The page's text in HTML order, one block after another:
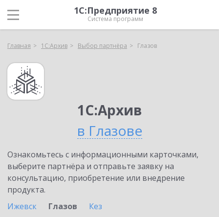
1С:Предприятие 8
Система программ
Главная 1С:Архив Выбор партнёра Глазов
1С:Архив
в Глазове
Ознакомьтесь с информационными карточками,
выберите партнёра и отправьте заявку на
консультацию, приобретение или внедрение
продукта.
Ижевск
Глазов
Кез